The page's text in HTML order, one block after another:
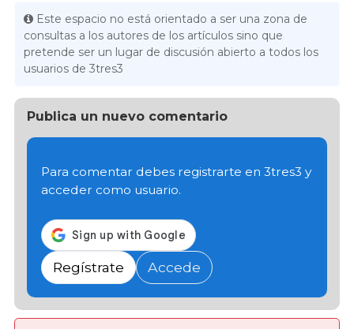
Este espacio no está orientado a ser una zona de
consultas a los autores de los artículos sino que
pretende ser un lugar de discusión abierto a todos los
usuarios de 3tres3
Publica un nuevo comentario
Para comentar debes registrarte en 3tres3 y
acceder como usuario.
Regístrate Accede